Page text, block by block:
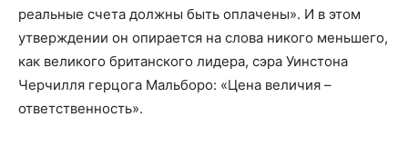
реальные счета должны быть оплачены». И в этом
утверждении он опирается на слова никого меньшего,
как великого британского лидера, сэра Уинстона
Черчилля герцога Мальборо: «Цена величия –
ответственность».